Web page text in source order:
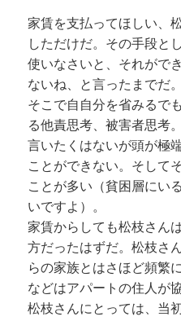
家賃を支払ってほしい、
しただけだ。その手段と
使いなさいと、それがで
ないね、と言ったまでだ。
そこで自自分を省みるで
る他責思考、被害者思考。
言いたくはないが頭が極
ことができない。そして
ことが多い（貧困層にい
いですよ）。
家賃からしても松枝さん
方だったはずだ。松枝さ
らの家族とはさほど頻繁
などはアパートの住人が
松枝さんにとっては、当